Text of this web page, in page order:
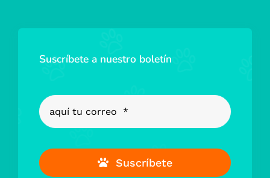
Suscríbete a nuestro boletín
Suscríbete